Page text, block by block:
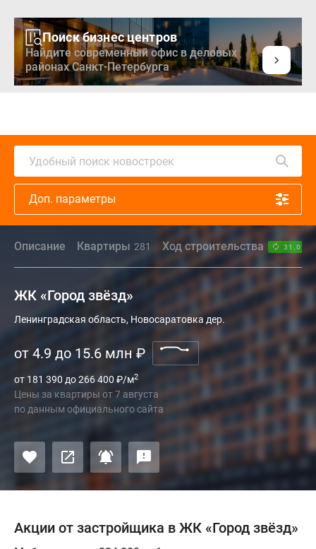
Поиск бизнес центров
Найдите современный офис в деловых
районах Санкт-Петербурга
Удобный поиск новостроек
Доп. параметры
Описание Квартиры 281 Ход строительства
ЖК «Город звёзд»
Ленинградская область, Новосаратовка дер.
от 4.9 до 15.6 млн ₽
от 181 390 до 266 400 ₽/м2
Цены за квартиры от7 августа
по данным официального сайта
Акции от застройщика в ЖК «Город звёзд»